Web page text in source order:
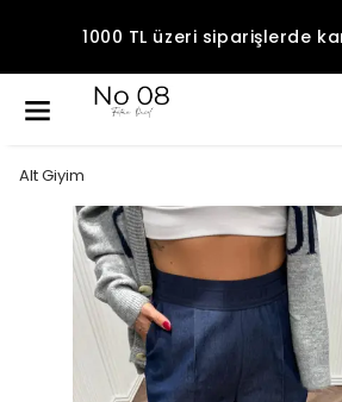
1000 TL üzeri siparişlerde
Alt Giyim